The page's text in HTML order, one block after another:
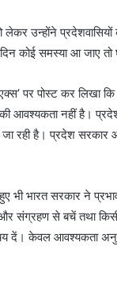
उन्होंने
कोई समस्या आ जाए
पर पोस्ट कर लिखा
की आवश्यकता नहीं है।
रही है। प्रदेश सरकार
भी भारत सरकार ने
संग्रहण से बचें तथा
दें। केवल आवश्यकता